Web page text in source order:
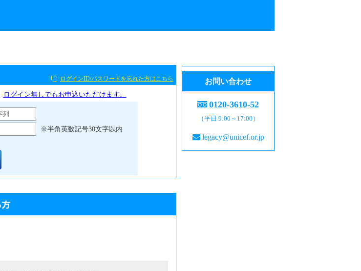
ログインID/パスワードを忘れた方はこちら
ログイン無しでもお申込いただけます。
※半角英数記号30文字以内
お問い合わせ
0120-3610-52
（平日 9:00～17:00）
legacy@unicef.or.jp